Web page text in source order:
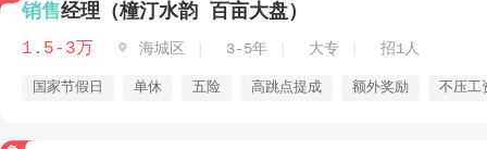
销售经理（橦汀水韵 百亩大盘）
1.5-3万  海城区 3-5年 大专 招1人
国家节假日 单休 五险 高跳点提成 额外奖励 不压工